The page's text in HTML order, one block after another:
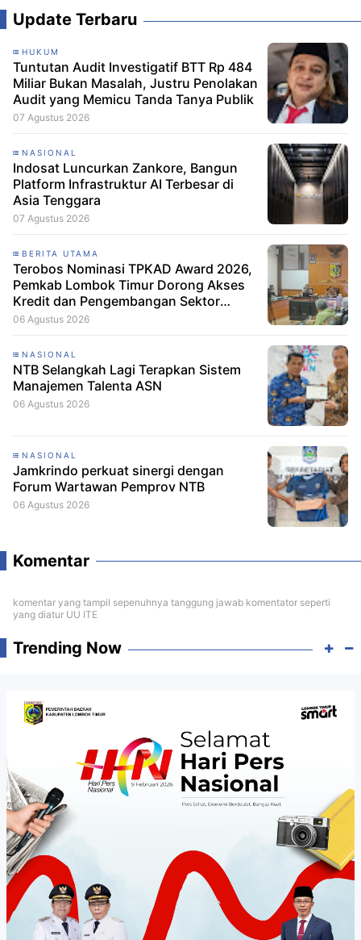
Update Terbaru
HUKUM
Tuntutan Audit Investigatif BTT Rp 484
Miliar Bukan Masalah, Justru Penolakan
Audit yang Memicu Tanda Tanya Publik
07 Agustus 2026
NASIONAL
Indosat Luncurkan Zankore, Bangun
Platform Infrastruktur AI Terbesar di
Asia Tenggara
07 Agustus 2026
BERITA UTAMA
Terobos Nominasi TPKAD Award 2026,
Pemkab Lombok Timur Dorong Akses
Kredit dan Pengembangan Sektor
Porang
06 Agustus 2026
NASIONAL
NTB Selangkah Lagi Terapkan Sistem
Manajemen Talenta ASN
06 Agustus 2026
NASIONAL
Jamkrindo perkuat sinergi dengan
Forum Wartawan Pemprov NTB
06 Agustus 2026
Komentar
komentar yang tampil sepenuhnya tanggung jawab komentator seperti
yang diatur UU ITE
Trending Now